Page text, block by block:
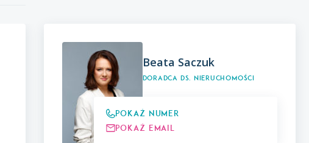
Beata Saczuk
Doradca ds. Nieruchomości
Pokaż numer
Pokaż email